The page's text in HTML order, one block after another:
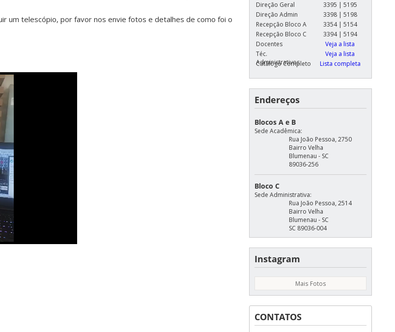
um telescópio, por favor nos envie fotos e detalhes de como foi o
Direção Geral
3395 | 5195
Direção Admin
3398 | 5198
Recepção Bloco A
3354 | 5154
Recepção Bloco C
3394 | 5194
Docentes
Veja a lista
Téc.
Administrativos
Veja a lista
Catálogo Completo
Lista completa
Endereços
Blocos A e B
Sede Acadêmica:
Rua João Pessoa, 2750
Bairro Velha
Blumenau - SC
89036-256
Bloco C
Sede Administrativa:
Rua João Pessoa, 2514
Bairro Velha
Blumenau - SC
SC 89036-004
Instagram
Mais Fotos
CONTATOS